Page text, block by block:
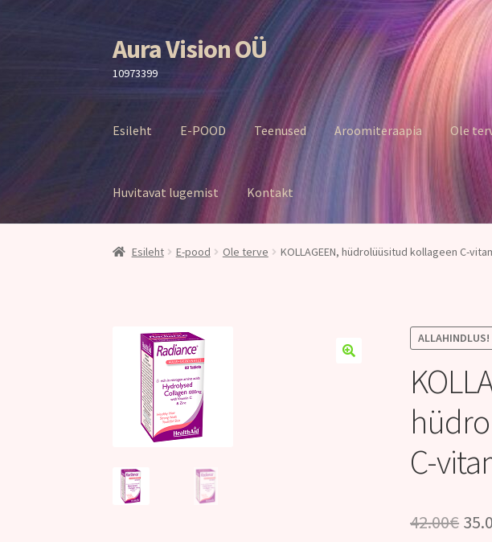
Liigu
navigeerimisele
Liigu
sisu
juurde
Aura Vision OÜ
10973399
Esileht E-POOD Teenused Aroomiteraapia Ole
Huvitavat lugemist Kontakt
Esileht E-pood Ole terve KOLLAGEEN, hüdrolüüsitud kollageen C-
ALLAHINDLUS!
C-
42.00€